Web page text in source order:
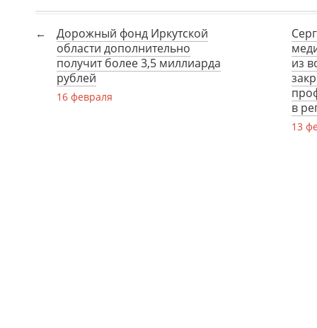
Дорожный фонд Иркутской
области дополнительно
получит более 3,5 миллиарда
рублей
16 февраля
из
в
13